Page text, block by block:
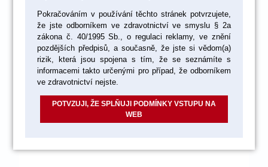
akce
Pokračováním v používání těchto stránek potvrzujete,
že jste odborníkem ve zdravotnictví ve smyslu § 2a
zákona č. 40/1995 Sb., o regulaci reklamy, ve znění
pozdějších předpisů, a současně, že jste si vědom(a)
rizik, která jsou spojena s tím, že se seznámíte s
informacemi takto určenými pro případ, že odborníkem
ve zdravotnictví nejste.
POTVZUJI, ŽE SPLŇUJI PODMÍNKY VSTUPU NA
WEB